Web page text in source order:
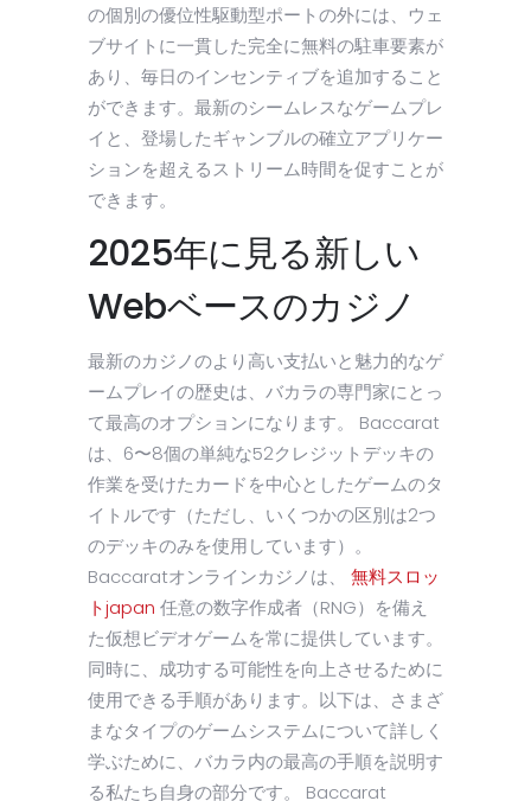
の個別の優位性駆動型ポートの外には、ウェ
ブサイトに一貫した完全に無料の駐車要素が
あり、毎日のインセンティブを追加すること
ができます。最新のシームレスなゲームプレ
イと、登場したギャンブルの確立アプリケー
ションを超えるストリーム時間を促すことが
できます。
2025年に見る新しい
Webベースのカジノ
最新のカジノのより高い支払いと魅力的なゲ
ームプレイの歴史は、バカラの専門家にとっ
て最高のオプションになります。 Baccarat
は、6〜8個の単純な52クレジットデッキの
作業を受けたカードを中心としたゲームのタ
イトルです（ただし、いくつかの区別は2つ
のデッキのみを使用しています）。
Baccaratオンラインカジノは、 無料スロッ
トjapan 任意の数字作成者（RNG）を備え
た仮想ビデオゲームを常に提供しています。
同時に、成功する可能性を向上させるために
使用できる手順があります。以下は、さまざ
まなタイプのゲームシステムについて詳しく
学ぶために、バカラ内の最高の手順を説明す
る私たち自身の部分です。 Baccarat